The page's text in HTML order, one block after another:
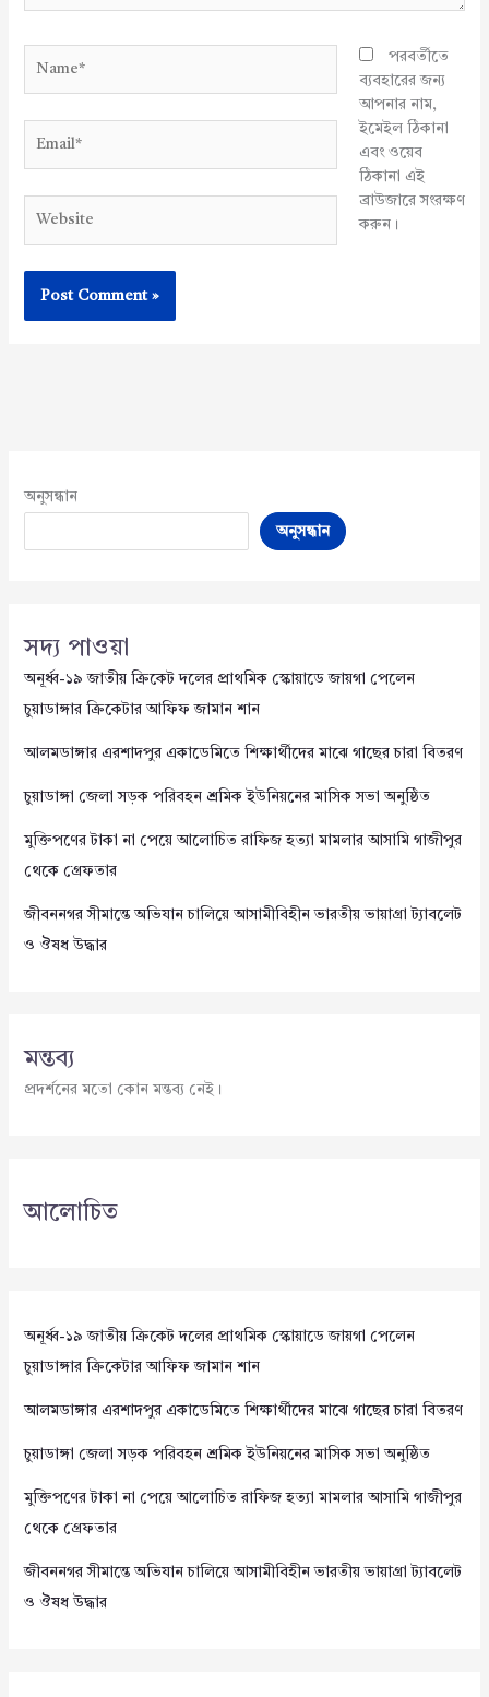
পরবর্তীতে
ব্যবহারের জন্য
আপনার নাম,
ইমেইল ঠিকানা
এবং ওয়েব
ঠিকানা এই
ব্রাউজারে সংরক্ষণ
করুন।
অনুসন্ধান
অনুসন্ধান
সদ্য পাওয়া
অনূর্ধ্ব-১৯ জাতীয় ক্রিকেট দলের প্রাথমিক স্কোয়াডে জায়গা পেলেন
চুয়াডাঙ্গার ক্রিকেটার আফিফ জামান শান
আলমডাঙ্গার এরশাদপুর একাডেমিতে শিক্ষার্থীদের মাঝে গাছের চারা বিতরণ
চুয়াডাঙ্গা জেলা সড়ক পরিবহন শ্রমিক ইউনিয়নের মাসিক সভা অনুষ্ঠিত
মুক্তিপণের টাকা না পেয়ে আলোচিত রাফিজ হত্যা মামলার আসামি গাজীপুর
থেকে গ্রেফতার
জীবননগর সীমান্তে অভিযান চালিয়ে আসামীবিহীন ভারতীয় ভায়াগ্রা ট্যাবলেট
ও ঔষধ উদ্ধার
মন্তব্য
প্রদর্শনের মতো কোন মন্তব্য নেই।
আলোচিত
অনূর্ধ্ব-১৯ জাতীয় ক্রিকেট দলের প্রাথমিক স্কোয়াডে জায়গা পেলেন
চুয়াডাঙ্গার ক্রিকেটার আফিফ জামান শান
আলমডাঙ্গার এরশাদপুর একাডেমিতে শিক্ষার্থীদের মাঝে গাছের চারা বিতরণ
চুয়াডাঙ্গা জেলা সড়ক পরিবহন শ্রমিক ইউনিয়নের মাসিক সভা অনুষ্ঠিত
মুক্তিপণের টাকা না পেয়ে আলোচিত রাফিজ হত্যা মামলার আসামি গাজীপুর
থেকে গ্রেফতার
জীবননগর সীমান্তে অভিযান চালিয়ে আসামীবিহীন ভারতীয় ভায়াগ্রা ট্যাবলেট
ও ঔষধ উদ্ধার